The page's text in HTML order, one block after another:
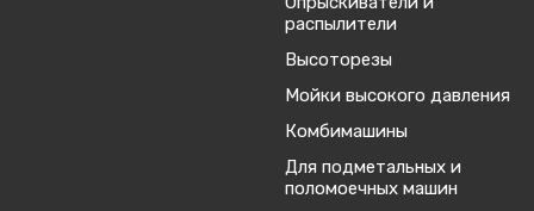
распылители
Высоторезы
Мойки высокого давления
Комбимашины
Для подметальных и
поломоечных машин